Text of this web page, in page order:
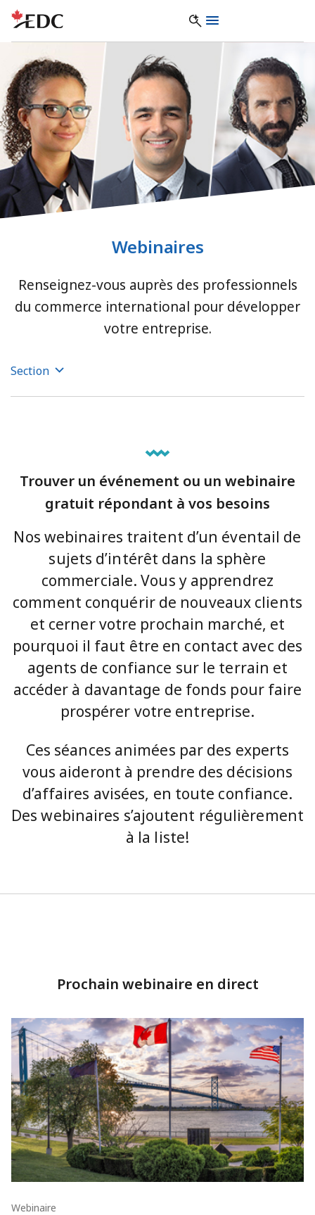
Webinaires
Renseignez-vous auprès des professionnels
du commerce international pour développer
votre entreprise.
Section
Trouver un événement ou un webinaire
gratuit répondant à vos besoins
Nos webinaires traitent d’un éventail de
sujets d’intérêt dans la sphère
commerciale. Vous y apprendrez
comment conquérir de nouveaux clients
et cerner votre prochain marché, et
pourquoi il faut être en contact avec des
agents de confiance sur le terrain et
accéder à davantage de fonds pour faire
prospérer votre entreprise.
Ces séances animées par des experts
vous aideront à prendre des décisions
d’affaires avisées, en toute confiance.
Des webinaires s’ajoutent régulièrement
à la liste!
Prochain webinaire en direct
Webinaire